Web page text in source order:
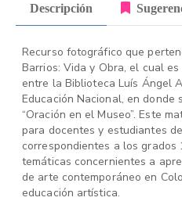
Descripción
Recurso fotográfico que
Barrios: Vida y Obra, el cual
entre la Biblioteca Luís Ángel
Educación Nacional, en
“Oración en el Museo”. Este
para docentes y estudiantes
correspondientes a los grados
temáticas concernientes a
de arte contemporáneo en
educación artística.